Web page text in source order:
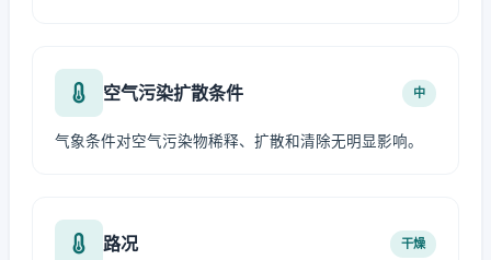
空气污染扩散条件 中
气象条件对空气污染物稀释、扩散和清除无明显影响。
路况 干燥